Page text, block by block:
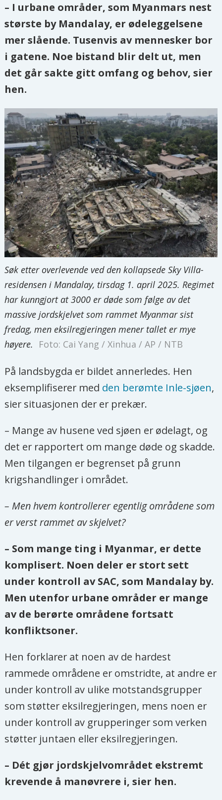
– I urbane områder, som Myanmars nest
største by Mandalay, er ødeleggelsene
mer slående. Tusenvis av mennesker bor
i gatene. Noe bistand blir delt ut, men
det går sakte gitt omfang og behov, sier
hen.
Søk etter overlevende ved den kollapsede Sky Villa-
residensen i Mandalay, tirsdag 1. april 2025. Regimet
har kunngjort at 3000 er døde som følge av det
massive jordskjelvet som rammet Myanmar sist
fredag, men eksilregjeringen mener tallet er mye
høyere.
Foto: Cai Yang / Xinhua / AP / NTB
På landsbygda er bildet annerledes. Hen
eksemplifiserer med den berømte Inle-sjøen,
sier situasjonen der er prekær.
– Mange av husene ved sjøen er ødelagt, og
det er rapportert om mange døde og skadde.
Men tilgangen er begrenset på grunn
krigshandlinger i området.
– Men hvem kontrollerer egentlig områdene som
er verst rammet av skjelvet?
– Som mange ting i Myanmar, er dette
komplisert. Noen deler er stort sett
under kontroll av SAC, som Mandalay by.
Men utenfor urbane områder er mange
av de berørte områdene fortsatt
konfliktsoner.
Hen forklarer at noen av de hardest
rammede områdene er omstridte, at andre er
under kontroll av ulike motstandsgrupper
som støtter eksilregjeringen, mens noen er
under kontroll av grupperinger som verken
støtter juntaen eller eksilregjeringen.
– Dét gjør jordskjelvområdet ekstremt
krevende å manøvrere i, sier hen.